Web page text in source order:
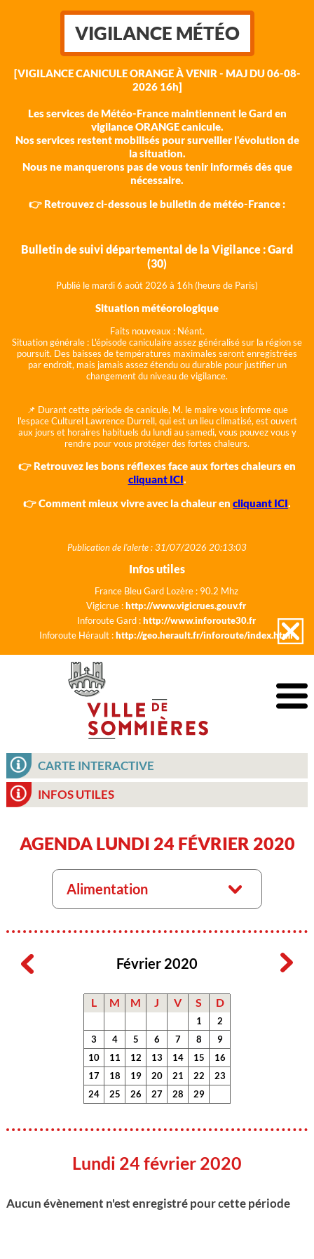
VIGILANCE MÉTÉO
[VIGILANCE CANICULE ORANGE À VENIR - MAJ DU 06-08-
2026 16h]
Les services de Météo-France maintiennent le Gard en
vigilance ORANGE canicule.
Nos services restent mobilisés pour surveiller l'évolution de
la situation.
Nous ne manquerons pas de vous tenir informés dès que
nécessaire.
👉 Retrouvez ci-dessous le bulletin de météo-France :
Bulletin de suivi départemental de la Vigilance : Gard
(30)
Publié le mardi 6 août 2026 à 16h (heure de Paris)
Situation météorologique
Faits nouveaux : Néant.
Situation générale : L'épisode caniculaire assez généralisé sur la région se
poursuit. Des baisses de températures maximales seront enregistrées
par endroit, mais jamais assez étendu ou durable pour justifier un
changement du niveau de vigilance.
📌 Durant cette période de canicule, M. le maire vous informe que
l'espace Culturel Lawrence Durrell, qui est un lieu climatisé, est ouvert
aux jours et horaires habituels du lundi au samedi, vous pouvez vous y
rendre pour vous protéger des fortes chaleurs.
👉 Retrouvez les bons réflexes face aux fortes chaleurs en
cliquant ICI.
👉 Comment mieux vivre avec la chaleur en cliquant ICI.
Publication de l'alerte : 31/07/2026 20:13:03
Infos utiles
France Bleu Gard Lozère : 90.2 Mhz
Vigicrue :http://www.vigicrues.gouv.fr
Inforoute Gard :http://www.inforoute30.fr
Inforoute Hérault :http://geo.herault.fr/inforoute/index.html
CARTE INTERACTIVE
INFOS UTILES
AGENDA LUNDI 24 FÉVRIER 2020
Alimentation
Février 2020
L M M J V S D
1
2
3
4 5 6 7 8
9
10
11 12 13 14 15
16
17
18 19 20 21 22
23
24
25 26 27 28 29
Lundi 24 février 2020
Aucun évènement n'est enregistré pour cette période